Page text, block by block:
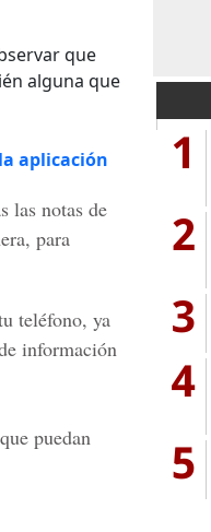
que
alguna que
aplicación
las notas de
para
teléfono, ya
información
puedan
1
2
3
4
5